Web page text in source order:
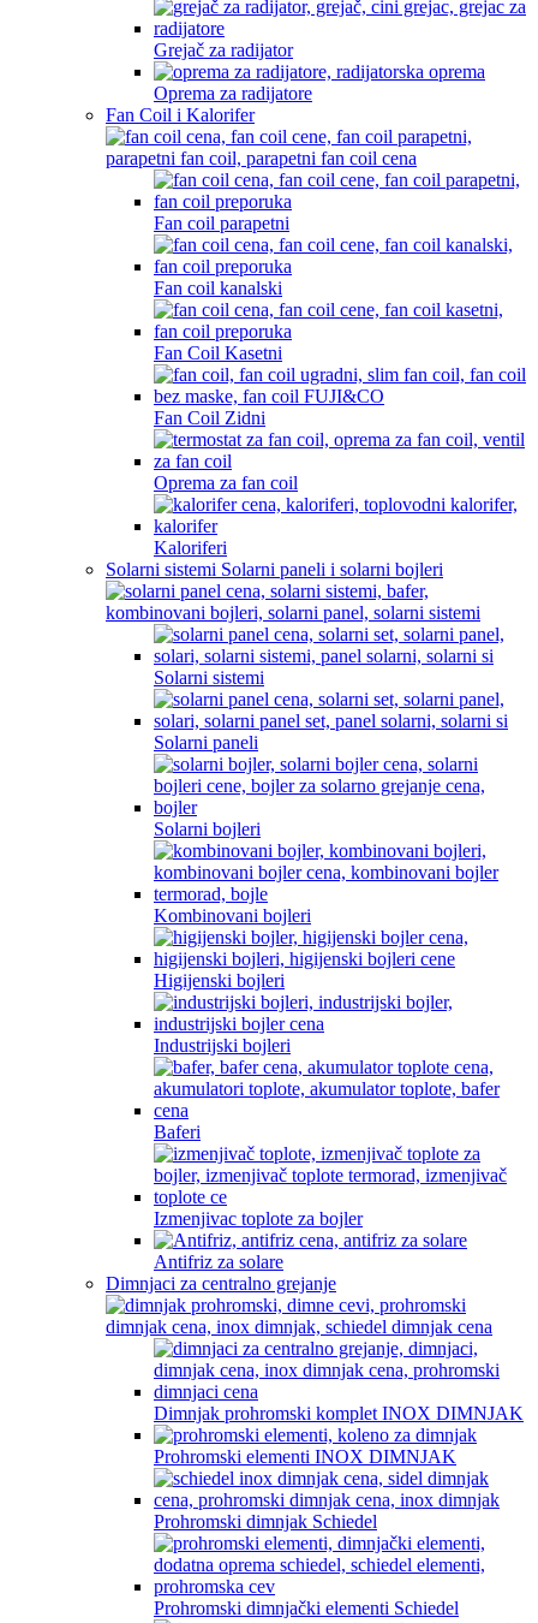
Grejač za radijator
Oprema za radijatore
Fan Coil i Kalorifer
Fan coil parapetni
Fan coil kanalski
Fan Coil Kasetni
Fan Coil Zidni
Oprema za fan coil
Kaloriferi
Solarni sistemi Solarni paneli i solarni bojleri
Solarni sistemi
Solarni paneli
Solarni bojleri
Kombinovani bojleri
Higijenski bojleri
Industrijski bojleri
Baferi
Izmenjivac toplote za bojler
Antifriz za solare
Dimnjaci za centralno grejanje
Dimnjak prohromski komplet INOX DIMNJAK
Prohromski elementi INOX DIMNJAK
Prohromski dimnjak Schiedel
Prohromski dimnjački elementi Schiedel